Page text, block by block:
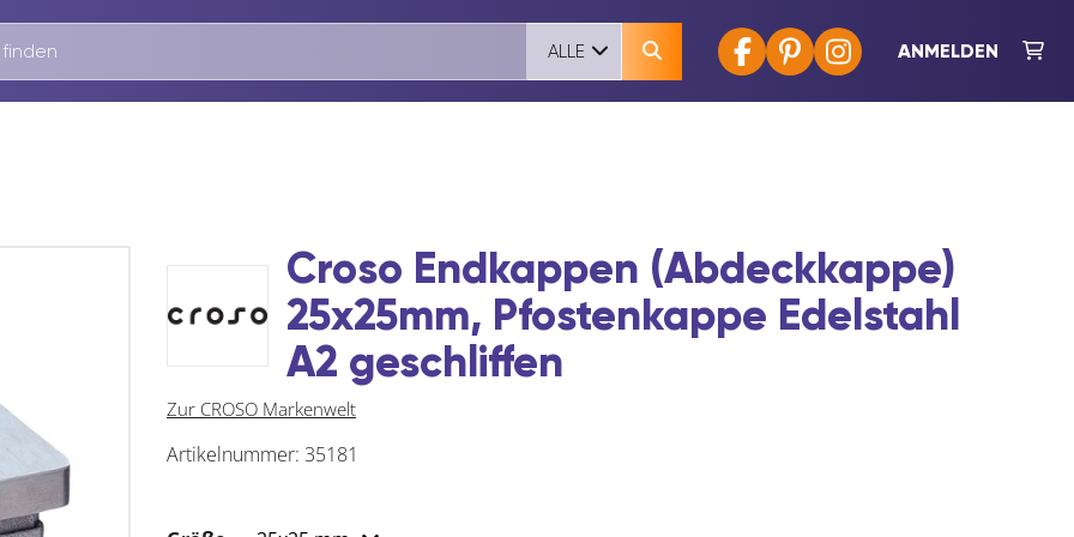
ANMELDEN
ALLE
Croso Endkappen (Abdeckkappe)
25x25mm, Pfostenkappe Edelstahl
A2 geschliffen
Zur CROSO Markenwelt
Artikelnummer: 35181